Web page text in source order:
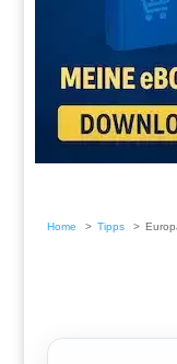
Home Tipps